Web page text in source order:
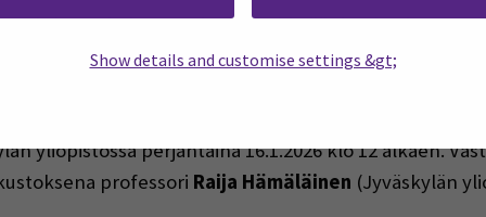
Show details and customise settings &gt;
oppimiseen voimme kehittää simulaatio-
ja valmentavat heitä kliiniseen harjoitteluun”,
yliopistossa perjantaina 16.1.2026 klo 12 alkaen.
professori Raija Hämäläinen (Jyväskylän